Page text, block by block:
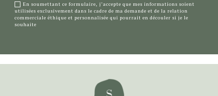
En soumettant ce formulaire, j’accepte que mes informations soient
utilisées exclusivement dans le cadre de ma demande et de la relation
commerciale éthique et personnalisée qui pourrait en découler si je le
souhaite